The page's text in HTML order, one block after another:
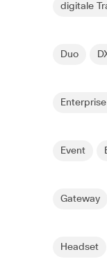
digitale
Duo
Event
Gateway
Headset